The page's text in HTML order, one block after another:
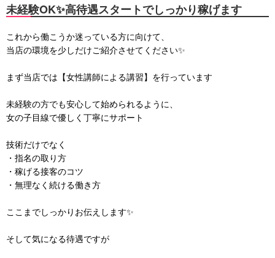
未経験OK✨高待遇スタートでしっかり稼げます
これから働こうか迷っている方に向けて、
当店の環境を少しだけご紹介させてください✨
まず当店では【女性講師による講習】を行っています
未経験の方でも安心して始められるように、
女の子目線で優しく丁寧にサポート
技術だけでなく
・指名の取り方
・稼げる接客のコツ
・無理なく続ける働き方
ここまでしっかりお伝えします✨
そして気になる待遇ですが